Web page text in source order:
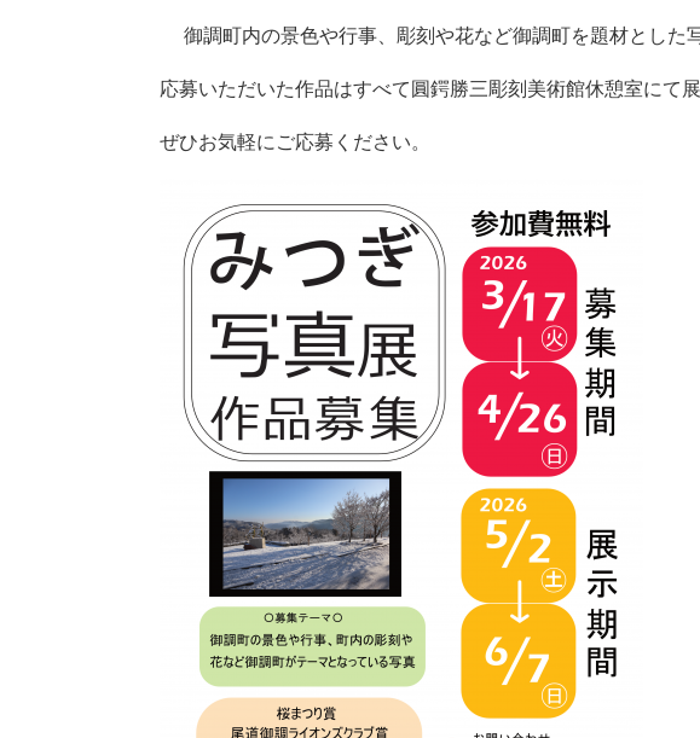
御調町内の景色や行事、彫刻や花など御調町を題材とした
応募いただいた作品はすべて圓鍔勝三彫刻美術館休憩室にて展
ぜひお気軽にご応募ください。